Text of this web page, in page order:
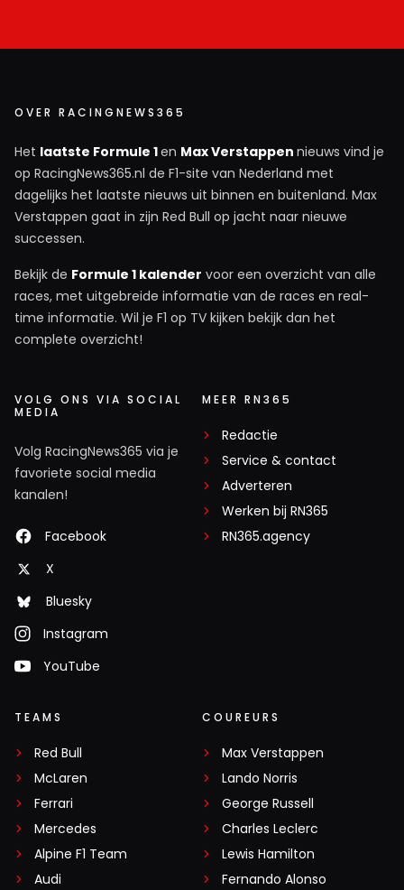
OVER RACINGNEWS365
Het laatste Formule 1en Max Verstappen nieuws vind je
op RacingNews365.nl de F1-site van Nederland met
dagelijks het laatste nieuws uit binnen en buitenland. Max
Verstappen gaat in zijn Red Bull op jacht naar nieuwe
successen.
Bekijk de Formule 1 kalender voor een overzicht van alle
races, met uitgebreide informatie van de races en real-
time informatie. Wil je F1 op TV kijken bekijk dan het
complete overzicht!
VOLG ONS VIA SOCIAL
MEDIA
Volg RacingNews365 via je
favoriete social media
kanalen!
Facebook
X
Bluesky
Instagram
YouTube
MEER RN365
Redactie
Service & contact
Adverteren
Werken bij RN365
RN365.agency
TEAMS
Red Bull
McLaren
Ferrari
Mercedes
Alpine F1 Team
Audi
COUREURS
Max Verstappen
Lando Norris
George Russell
Charles Leclerc
Lewis Hamilton
Fernando Alonso